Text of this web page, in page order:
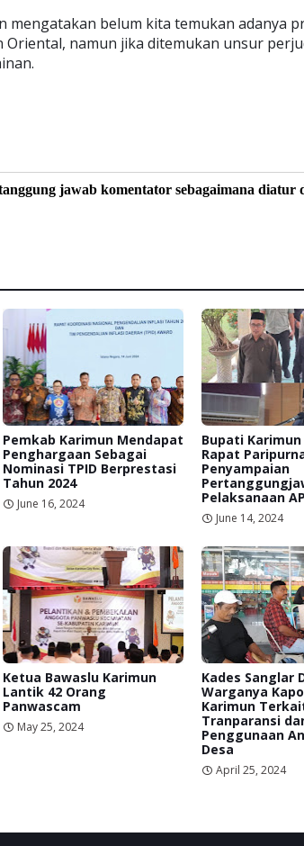
mengatakan belum kita temukan adanya
namun jika ditemukan unsur
jawab komentator sebagaimana diatur
Pemkab Karimun Mendapat
Penghargaan Sebagai
Nominasi TPID Berprestasi
Tahun 2024
June 16, 2024
Bupati
Rapat
Penyampaian
Pelaksanaan
June 14, 2024
Ketua Bawaslu Karimun
Lantik 42 Orang
Panwascam
May 25, 2024
Kades Sanglar
Warganya
Karimun
Tranparansi
Penggunaan
Desa
April 25, 2024